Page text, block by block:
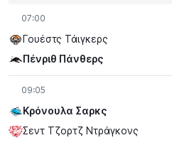
07:00
Γουέστς Τάιγκερς
Πένριθ Πάνθερς
09:05
Κρόνουλα Σαρκς
Σεντ Τζορτζ Ντράγκονς